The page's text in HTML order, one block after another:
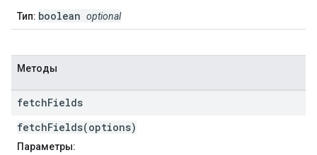
Тип: boolean optional
Методы
fetchFields
fetchFields(options)
Параметры: